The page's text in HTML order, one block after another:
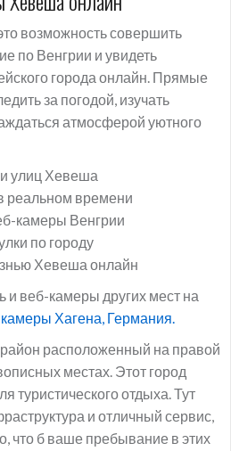
возможность совершить
по Венгрии и увидеть
города онлайн. Прямые
за погодой, изучать
атмосферой уютного
улиц Хевеша
реальном времени
камеры Венгрии
по городу
Хевеша онлайн
и веб-камеры других мест на
камеры Хагена, Германия.
расположенный на правой
местах. Этот город
туристического отдыха. Тут
и отличный сервис,
что б ваше пребывание в этих